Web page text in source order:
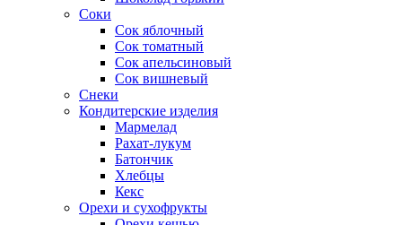
Соки
Сок яблочный
Сок томатный
Сок апельсиновый
Сок вишневый
Снеки
Кондитерские изделия
Мармелад
Рахат-лукум
Батончик
Хлебцы
Кекс
Орехи и сухофрукты